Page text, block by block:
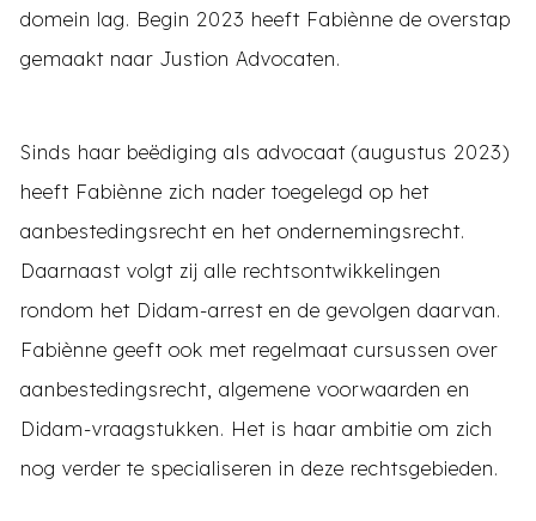
domein lag. Begin 2023 heeft Fabiènne de overstap
gemaakt naar Justion Advocaten.
Sinds haar beëdiging als advocaat (augustus 2023)
heeft Fabiènne zich nader toegelegd op het
aanbestedingsrecht en het ondernemingsrecht.
Daarnaast volgt zij alle rechtsontwikkelingen
rondom het Didam-arrest en de gevolgen daarvan.
Fabiènne geeft ook met regelmaat cursussen over
aanbestedingsrecht, algemene voorwaarden en
Didam-vraagstukken. Het is haar ambitie om zich
nog verder te specialiseren in deze rechtsgebieden.